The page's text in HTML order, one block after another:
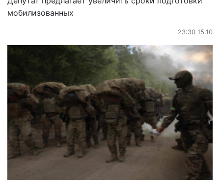
мобилизованных
23:30 15.10